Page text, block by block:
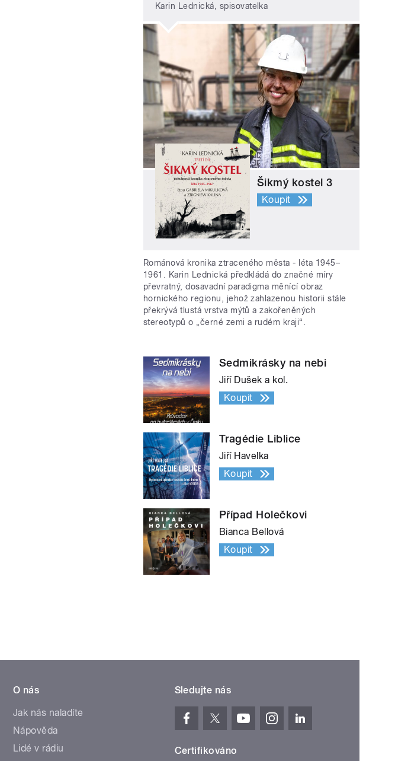
Karin Lednická, spisovatelka
Šikmý kostel 3
Koupit
Románová kronika ztraceného města - léta 1945–
1961. Karin Lednická předkládá do značné míry
převratný, dosavadní paradigma měnící obraz
hornického regionu, jehož zahlazenou historii stále
překrývá tlustá vrstva mýtů a zakořeněných
stereotypů o „černé zemi a rudém kraji“.
Sedmikrásky na nebi
Jiří Dušek a kol.
Koupit
Tragédie Liblice
Jiří Havelka
Koupit
Případ Holečkovi
Bianca Bellová
Koupit
O nás
Jak nás naladíte
Nápověda
Lidé v rádiu
Sledujte nás
Certifikováno